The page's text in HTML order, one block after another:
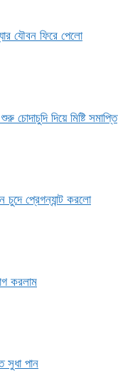
যৌবন ফিরে পেলো
চোদাচুদি দিয়ে মিষ্টি সমাপ্তি
প্রেগন্যান্ট করলো
করলাম
সুধা পান